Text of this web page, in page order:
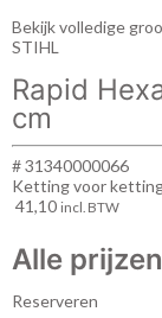
Bekijk volledige
STIHL
Rapid
cm
# 31340000066
Ketting voor
41,10 incl. BTW
Alle
Reserveren